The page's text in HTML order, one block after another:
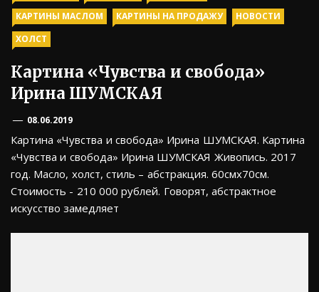
КАРТИНЫ МАСЛОМ
КАРТИНЫ НА ПРОДАЖУ
НОВОСТИ
ХОЛСТ
Картина «Чувства и свобода»
Ирина ШУМСКАЯ
08.06.2019
Картина «Чувства и свобода» Ирина ШУМСКАЯ. Картина
«Чувства и свобода» Ирина ШУМСКАЯ Живопись. 2017
год. Масло, холст, стиль – абстракция. 60смх70см.
Стоимость - 210 000 рублей. Говорят, абстрактное
искусство замедляет